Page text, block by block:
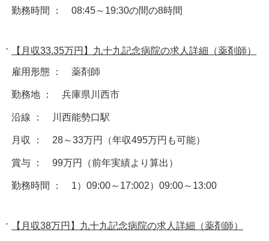
勤務時間 ： 08:45～19:30の間の8時間
【月収33.35万円】九十九記念病院の求人詳細（薬剤師）
雇用形態 ： 薬剤師
勤務地 ： 兵庫県川西市
沿線 ： 川西能勢口駅
月収 ： 28～33万円（年収495万円も可能）
賞与 ： 99万円（前年実績より算出）
勤務時間 ： 1）09:00～17:002）09:00～13:00
【月収38万円】九十九記念病院の求人詳細（薬剤師）